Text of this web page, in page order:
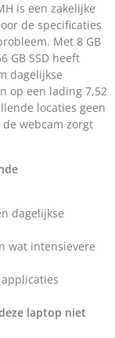
is een zakelijke
de specificaties
Met 8 GB
GB SSD heeft
dagelijkse
op een lading 7,52
locaties geen
webcam zorgt
dagelijkse
wat intensievere
laptop niet